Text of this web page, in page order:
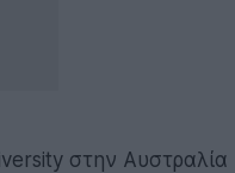
στην Αυστραλία